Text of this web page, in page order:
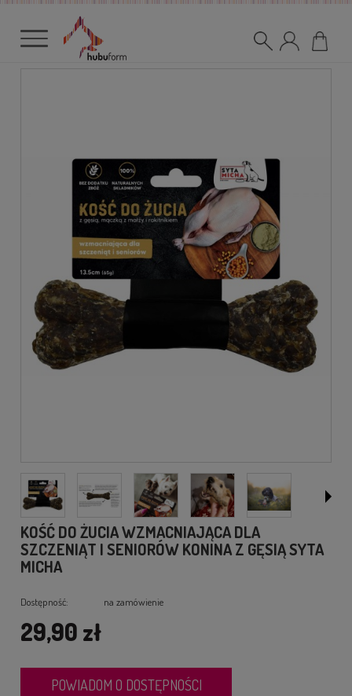
KOŚĆ DO ŻUCIA WZMACNIAJĄCA DLA
SZCZENIĄT I SENIORÓW KONINA Z GĘSIĄ SYTA
MICHA
Dostępność: na zamówienie
29,90 zł
POWIADOM O DOSTĘPNOŚCI